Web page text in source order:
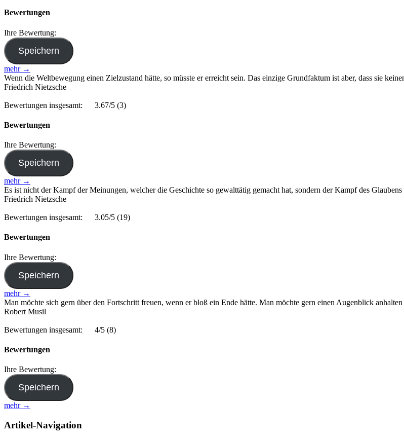
Bewertungen
Ihre Bewertung:
mehr →
Wenn die Weltbewegung einen Zielzustand hätte, so müsste er erreicht sein. Das einzige Grundfaktum ist aber, dass sie
Friedrich Nietzsche
Bewertungen insgesamt: 3.67/5 (3)
Bewertungen
Ihre Bewertung:
mehr →
Es ist nicht der Kampf der Meinungen, welcher die Geschichte so gewalttätig gemacht hat, sondern der Kampf des
Friedrich Nietzsche
Bewertungen insgesamt: 3.05/5 (19)
Bewertungen
Ihre Bewertung:
mehr →
Man möchte sich gern über den Fortschritt freuen, wenn er bloß ein Ende hätte. Man möchte gern einen Augenblick
Robert Musil
Bewertungen insgesamt: 4/5 (8)
Bewertungen
Ihre Bewertung:
mehr →
Artikel-Navigation